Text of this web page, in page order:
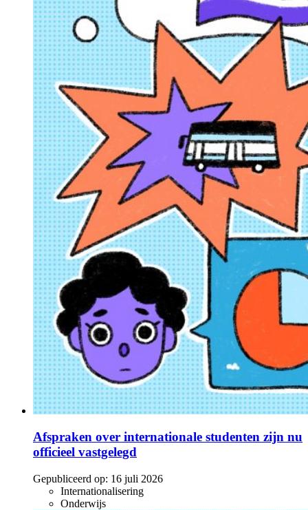
Afspraken over internationale studenten zijn nu
officieel vastgelegd
Gepubliceerd op: 16 juli 2026
Internationalisering
Onderwijs